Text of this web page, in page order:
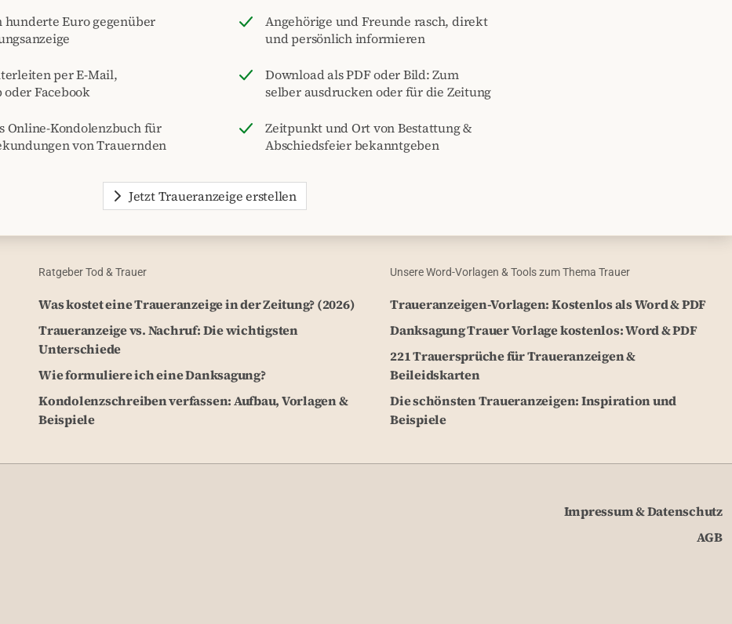
hunderte Euro gegenüber
Angehörige und Freunde rasch, direkt
und persönlich informieren
per E-Mail,
oder Facebook
Download als PDF oder Bild: Zum
selber ausdrucken oder für die Zeitung
Online-Kondolenzbuch für
von Trauernden
Zeitpunkt und Ort von Bestattung &
Abschiedsfeier bekanntgeben
Jetzt Traueranzeige erstellen
Ratgeber Tod & Trauer
Was kostet eine Traueranzeige in der Zeitung? (2026)
Traueranzeige vs. Nachruf: Die wichtigsten
Unterschiede
Wie formuliere ich eine Danksagung?
Kondolenzschreiben verfassen: Aufbau, Vorlagen &
Beispiele
Unsere Word-Vorlagen & Tools zum Thema Trauer
Traueranzeigen-Vorlagen: Kostenlos als Word & PDF
Danksagung Trauer Vorlage kostenlos: Word & PDF
221 Trauersprüche für Traueranzeigen &
Beileidskarten
Die schönsten Traueranzeigen: Inspiration und
Beispiele
Impressum & Datenschutz
AGB